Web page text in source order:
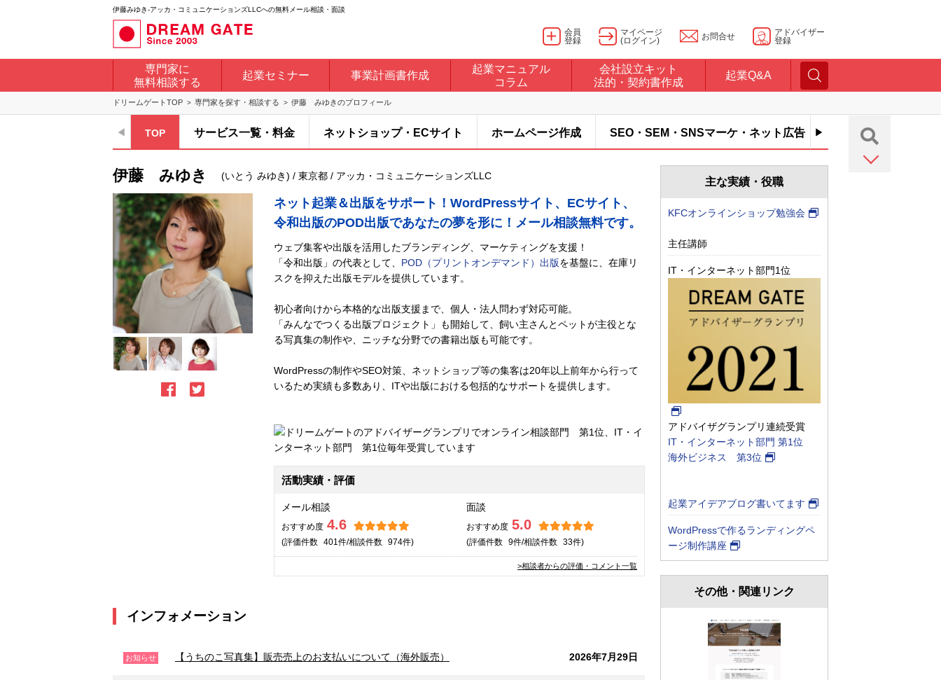
伊藤みゆき-アッカ・コミュニケーションズLLCへの無料メール相談・面談
会員
登録
マイページ
(ログイン)
お問合せ
アドバイザー
登録
専門家に
無料相談する
起業セミナー 事業計画書作成
起業マニュアル
コラム
会社設立キット
法的・契約書作成
起業Q&A
ドリームゲートTOP 専門家を探す・相談する 伊藤 みゆきのプロフィール
TOP サービス一覧・料金 ネットショップ・ECサイト ホームページ作成 SEO・SEM・SNSマーケ・ネット広告 コンテンツ・メディ
伊藤 みゆき (いとう みゆき) / 東京都 / アッカ・コミュニケーションズLLC
ネット起業＆出版をサポート！WordPressサイト、ECサイト、
令和出版のPOD出版であなたの夢を形に！メール相談無料です。
ウェブ集客や出版を活用したブランディング、マーケティングを支援！
「令和出版」の代表として、 POD（プリントオンデマンド）出版を基盤に、在庫リ
スクを抑えた出版モデルを提供しています。
初心者向けから本格的な出版支援まで、個人・法人問わず対応可能。
「みんなでつくる出版プロジェクト」も開始して、飼い主さんとペットが主役とな
る写真集の制作や、ニッチな分野での書籍出版も可能です。
WordPressの制作やSEO対策、ネットショップ等の集客は20年以上前年から行って
いるため実績も多数あり、ITや出版における包括的なサポートを提供します。
活動実績・評価
メール相談
おすすめ度 4.6
(評価件数 401件/相談件数 974件)
面談
おすすめ度 5.0
(評価件数 9件/相談件数 33件)
>相談者からの評価・コメント一覧
インフォメーション
お知らせ 【うちのこ写真集】販売売上のお支払いについて（海外販売） 2026年7月29日
主な実績・役職
KFCオンラインショップ勉強会
主任講師
IT・インターネット部門1位
アドバイザグランプリ連続受賞
IT・インターネット部門 第1位
海外ビジネス 第3位
起業アイデアブログ書いてます
WordPressで作るランディングペ
ージ制作講座
その他・関連リンク